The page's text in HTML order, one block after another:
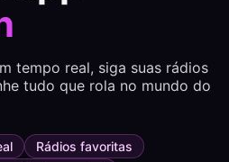
tempo real, siga suas rádios
tudo que rola no mundo do
Rádios favoritas